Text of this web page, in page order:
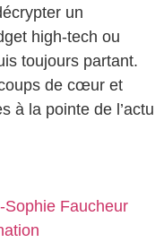
un
high-tech ou
toujours partant.
de cœur et
à la pointe de l’actu
Sophie Faucheur